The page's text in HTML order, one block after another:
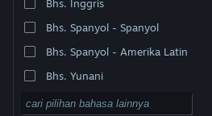
Bhs. Inggris
Bhs. Spanyol - Spanyol
Bhs. Spanyol - Amerika Latin
Bhs. Yunani